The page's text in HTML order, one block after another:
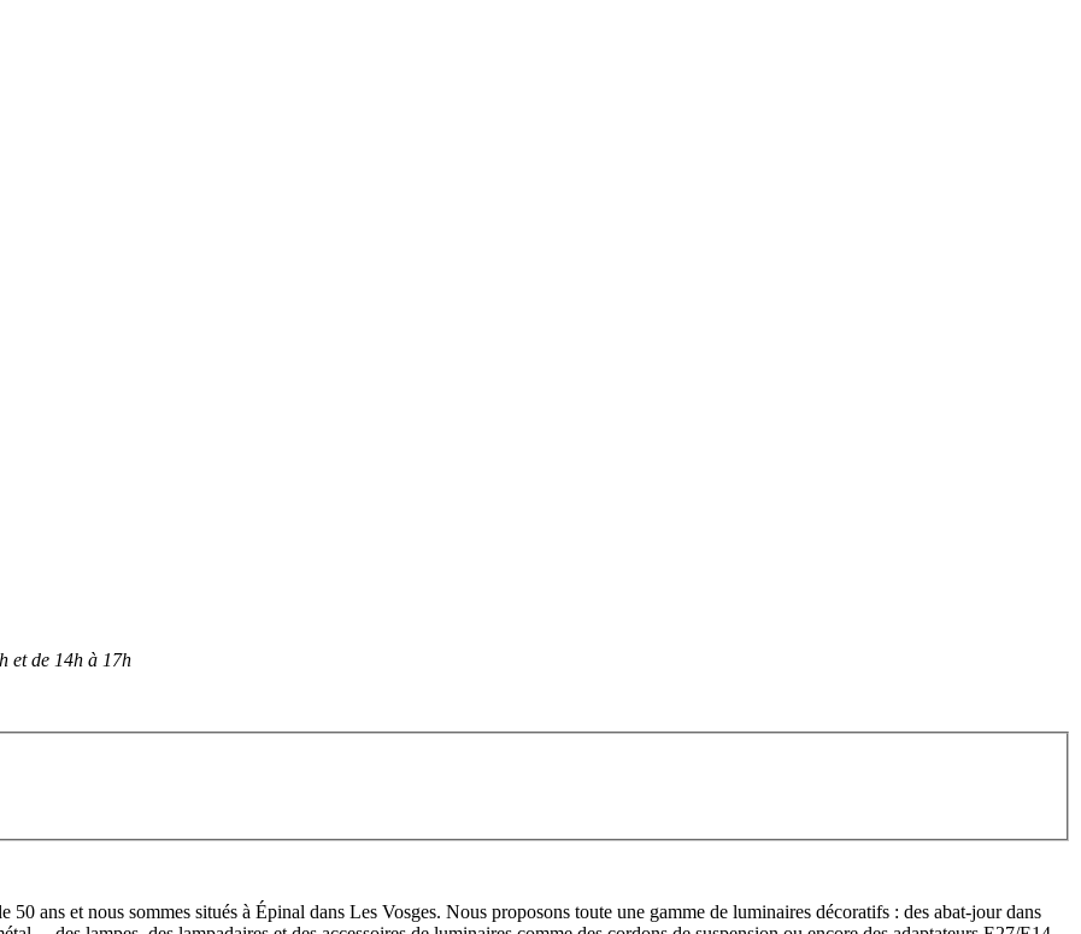
et de 14h à 17h
ans et nous sommes situés à Épinal dans Les Vosges. Nous proposons toute une gamme de luminaires décoratifs : des abat-jour dans